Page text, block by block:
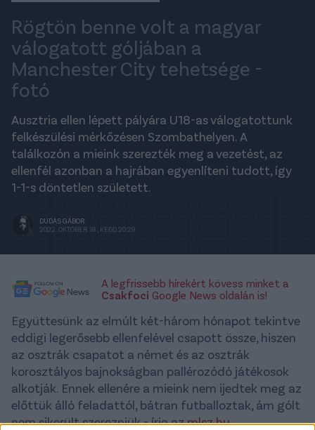
Rögtön benne volt a magyar
válogatott góljában a
Manchester City tehetsége -
fotó
Ausztria ellen lépett pályára U18-as válogatottunk
felkészülési mérkőzésen Szombathelyen. A
találkozón a mieink szerezték meg a vezetést, az
ellenfél azonban a hajrában egyenlíteni tudott, így
1-1-s döntetlen született.
DUDÁS GÁBOR
2022. OKTÓBER 18., KEDD 20:29
A legfrissebb hírekért kövess minket a
Csakfoci Google News oldalán is!
Együttesünk az elmúlt két-három hónapot tekintve
eddigi legerősebb ellenfelével csapott össze, hiszen
az osztrák csapatot a német és az osztrák
korosztályos bajnokságban pallérozódó játékosok
alkotják. Ennek ellenére a mieink nem ijedtek meg az
előttük álló feladattól, bátran futballoztak, ám gólt
nem sikerült szerezniük - írja azmlsz.hu.